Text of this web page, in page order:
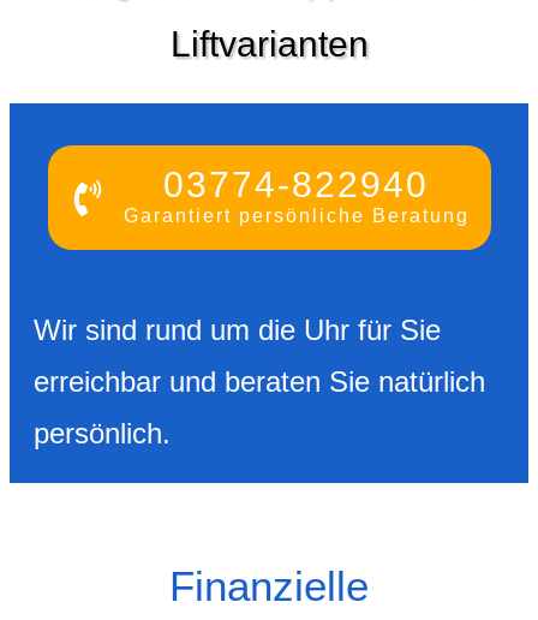
Liftvarianten
03774-822940
Garantiert persönliche Beratung
Wir sind rund um die Uhr für Sie
erreichbar und beraten Sie natürlich
persönlich.
Finanzielle